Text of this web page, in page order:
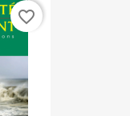
favorite_border